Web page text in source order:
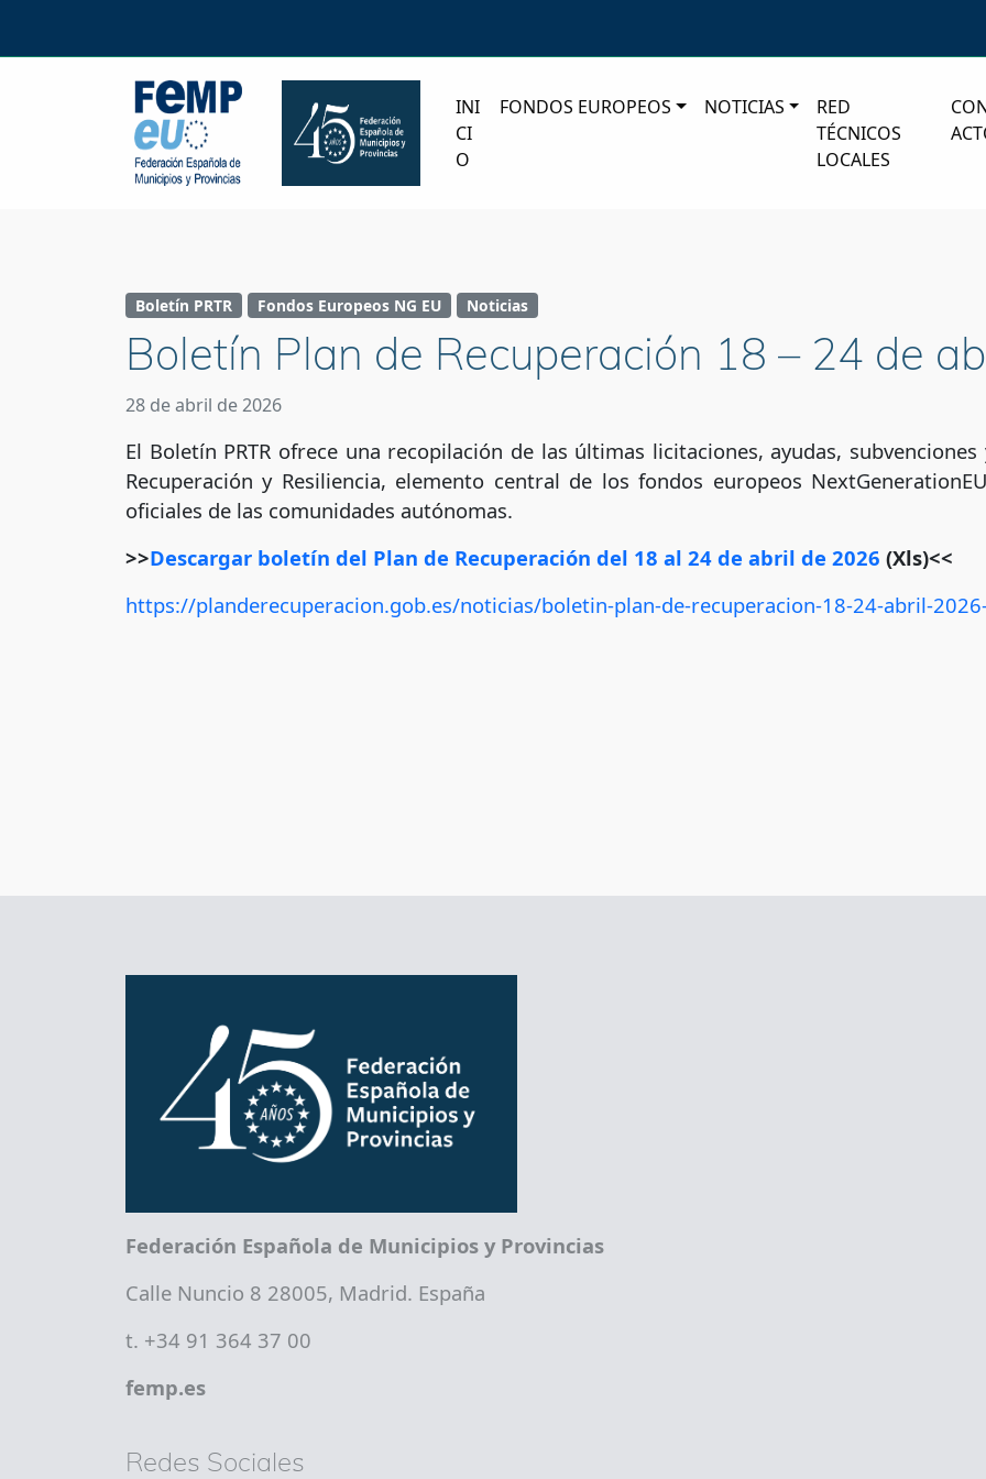
INI
CI
O
FONDOS EUROPEOS NOTICIAS
RED
TÉCNICOS
LOCALES
Boletín PRTR Fondos Europeos NG EU Noticias
Boletín Plan de Recuperación 18 – 24 de
28 de abril de 2026
El Boletín PRTR ofrece una recopilación de las últimas licitaciones, ayudas,
Recuperación y Resiliencia, elemento central de los fondos europeos
oficiales de las comunidades autónomas.
>>Descargar boletín del Plan de Recuperación del 18 al 24 de abril de 2026 (Xls)<<
https://planderecuperacion.gob.es/noticias/boletin-plan-de-recuperacion-18-24-abril-
Federación Española de Municipios y Provincias
Calle Nuncio 8 28005, Madrid. España
t. +34 91 364 37 00
femp.es
Redes Sociales